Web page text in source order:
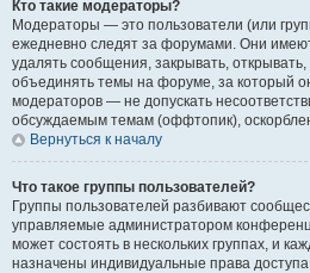
Кто такие модераторы?
Модераторы — это пользователи (или
ежедневно следят за форумами. Они
удалять сообщения, закрывать,
объединять темы на форуме, за который
модераторов — не допускать
обсуждаемым темам (оффтопик),
Вернуться к началу
Что такое группы пользователей?
Группы пользователей разбивают
управляемые администратором
может состоять в нескольких группах, и
назначены индивидуальные права